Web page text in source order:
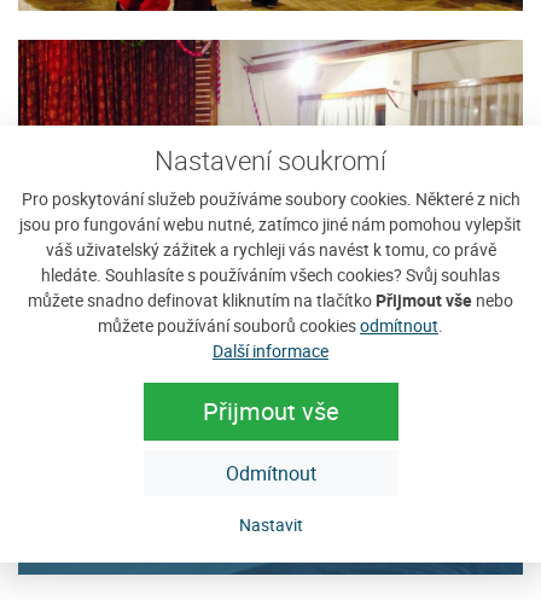
Nastavení soukromí
Pro poskytování služeb používáme soubory cookies. Některé z nich
jsou pro fungování webu nutné, zatímco jiné nám pomohou vylepšit
váš uživatelský zážitek a rychleji vás navést k tomu, co právě
hledáte. Souhlasíte s používáním všech cookies? Svůj souhlas
můžete snadno definovat kliknutím na tlačítko Přijmout vše nebo
můžete používání souborů cookiesodmítnout.
Další informace
Přijmout vše
Odmítnout
Nastavit
Sháníte ubytování na Javorníku?
Vyplnit poptávku
Zobrazit nabídku